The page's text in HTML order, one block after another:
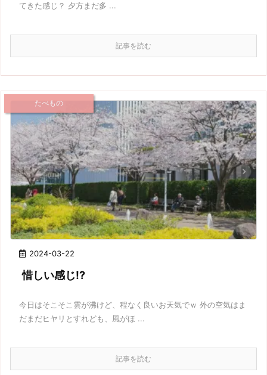
てきた感じ？ 夕方まだ多 ...
記事を読む
2024-03-22
たべもの
惜しい感じ!?
今日はそこそこ雲が沸けど、程なく良いお天気でｗ 外の空気はま
だまだヒヤリとすれども、風がほ ...
記事を読む